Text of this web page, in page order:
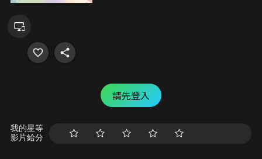
請先登入
我的星等
影片給分